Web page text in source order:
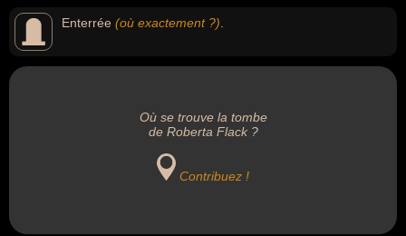
Enterrée (où exactement ?)
Où se trouve la tombe
de Roberta Flack ?
Contribuez !